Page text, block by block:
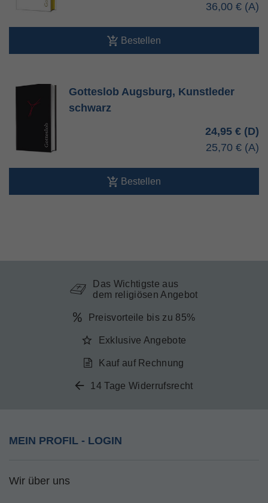
36,00 €
Bestellen
Gotteslob Augsburg, Kunstleder
schwarz
24,95 €
25,70 €
Bestellen
Das Wichtigste aus
dem religiösen Angebot
Preisvorteile bis zu 85%
Exklusive Angebote
Kauf auf Rechnung
14 Tage Widerrufsrecht
MEIN PROFIL - LOGIN
Wir über uns